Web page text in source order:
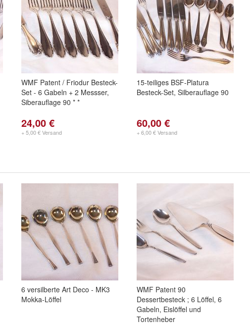
WMF Patent / Friodur Besteck-
Set - 6 Gabeln + 2 Messser,
Siberauflage 90 * *
24,00 €
+ 5,00 € Versand
15-teiliges BSF-Platura
Besteck-Set, Silberauflage 90
60,00 €
+ 6,00 € Versand
6 versilberte Art Deco - MK3
Mokka-Löffel
WMF Patent 90
Dessertbesteck ; 6 Löffel, 6
Gabeln, Eislöffel und
Tortenheber